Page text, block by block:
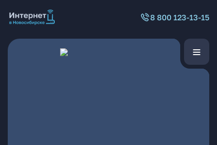
8 800 123-13-15